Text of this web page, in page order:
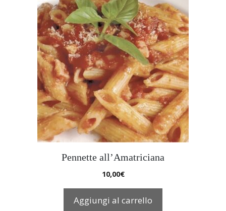
Pennette all’Amatriciana
10,00€
Aggiungi al carrello